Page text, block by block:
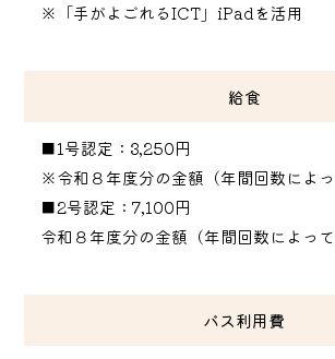
※「手がよごれるICT」iPadを活用
給食
■1号認定：3,250円
※令和８年度分の金額（年間回数によっ
■2号認定：7,100円
令和８年度分の金額（年間回数によって
バス利用費